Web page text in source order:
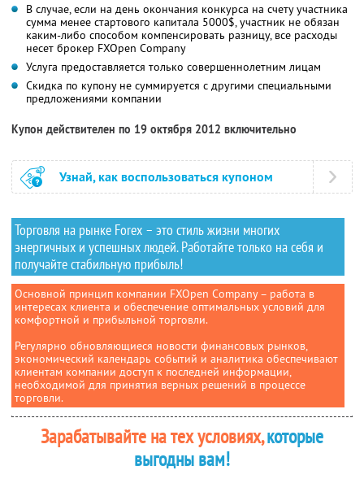
В случае, если на день окончания конкурса на счету участника
сумма менее стартового капитала 5000$, участник не обязан
каким-либо способом компенсировать разницу, все расходы
несет брокер FXOpen Company
Услуга предоставляется только совершеннолетним лицам
Скидка по купону не суммируется с другими специальными
предложениями компании
Купон действителен по 19 октября 2012 включительно
Узнай, как воспользоваться купоном
Торговля на рынке Forex – это стиль жизни многих
энергичных и успешных людей. Работайте только на себя и
получайте стабильную прибыль!
Основной принцип компании FXOpen Company – работа в
интересах клиента и обеспечение оптимальных условий для
комфортной и прибыльной торговли.
Регулярно обновляющиеся новости финансовых рынков,
экономический календарь событий и аналитика обеспечивают
клиентам компании доступ к последней информации,
необходимой для принятия верных решений в процессе
торговли.
Зарабатывайте на тех условиях,которые
выгодны вам!